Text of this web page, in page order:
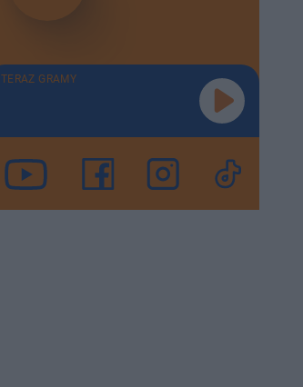
TERAZ GRAMY